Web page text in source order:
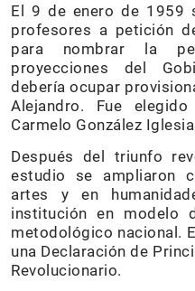
El 9 de enero de 1959
profesores a petición
para nombrar la
proyecciones del
debería ocupar
Alejandro. Fue
Carmelo González
Después del triunfo
estudio se ampliaron
artes y en
institución en modelo
metodológico nacional.
una Declaración de
Revolucionario.